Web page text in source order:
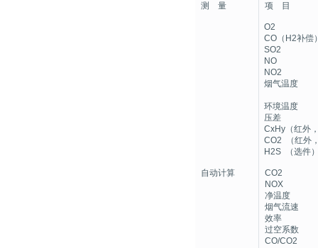
测 量
项 目
O2
CO（H2补偿
SO2
NO
NO2
烟气温度
环境温度
压差
CxHy（红外
CO2 （红外
H2S （选件
自动计算
CO2
NOX
净温度
烟气流速
效率
过空系数
CO/CO2